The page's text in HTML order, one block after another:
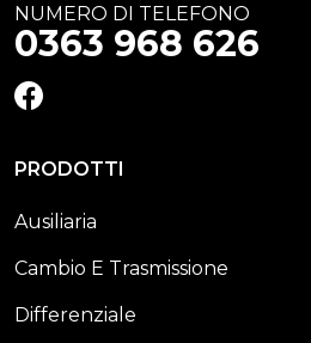
NUMERO DI TELEFONO
0363 968 626
FACEBOOK
PRODOTTI
Ausiliaria
Cambio E Trasmissione
Differenziale